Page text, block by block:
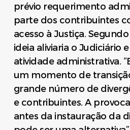
prévio requerimento
parte dos contribuintes
acesso à Justiça.
ideia aliviaria o Judiciário
atividade administrativa.
um momento de
grande número de
e contribuintes. A
antes da instauração da